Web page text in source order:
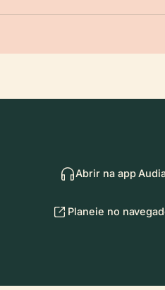
Abrir na app
Planeie no